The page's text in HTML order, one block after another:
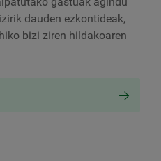
dauden ezkontideak,
bizi ziren hildakoaren